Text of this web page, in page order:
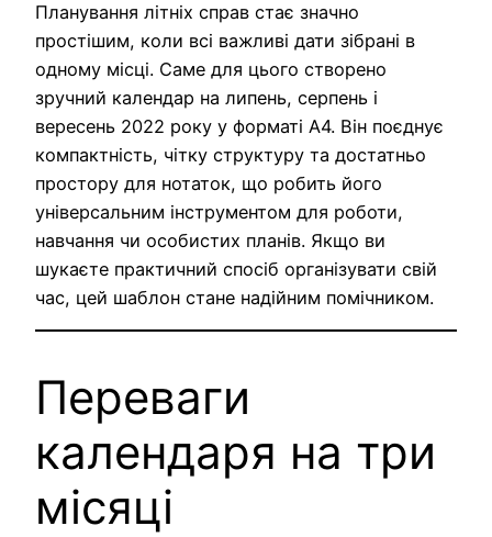
Планування літніх справ стає значно
простішим, коли всі важливі дати зібрані в
одному місці. Саме для цього створено
зручний календар на липень, серпень і
вересень 2022 року у форматі А4. Він поєднує
компактність, чітку структуру та достатньо
простору для нотаток, що робить його
універсальним інструментом для роботи,
навчання чи особистих планів. Якщо ви
шукаєте практичний спосіб організувати свій
час, цей шаблон стане надійним помічником.
Переваги
календаря на три
місяці